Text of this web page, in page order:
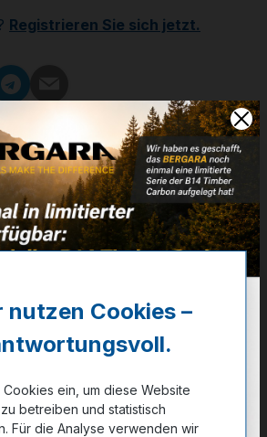
Registrieren Sie sich jetzt.
Red-Dots:Plate A: Trijicon
nutzen Cookies –
ein, um diese Website
betreiben und statistisch
Für die Analyse verwenden wir